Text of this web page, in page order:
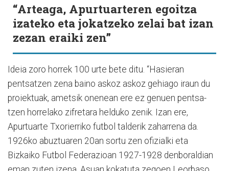
“Arteaga, Apurtuarteren egoitza
izateko eta jokatzeko zelai bat izan
zezan eraiki zen”
Ideia zoro horrek 100 urte bete ditu. “Hasieran
pentsatzen zena baino askoz askoz gehiago iraun du
proiektuak, ametsik onenean ere ez genuen pentsa-
tzen horrelako zifretara helduko zenik. Izan ere,
Apurtuarte Txorierriko futbol talderik zaharrena da.
1926ko abuztuaren 20an sortu zen ofizialki eta
Bizkaiko Futbol Federazioan 1927-1928 denboraldian